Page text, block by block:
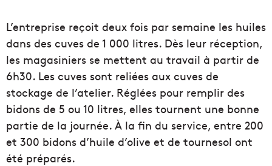
L’entreprise reçoit deux fois par semaine les huiles
dans des cuves de 1 000 litres. Dès leur réception,
les magasiniers se mettent au travail à partir de
6h30. Les cuves sont reliées aux cuves de
stockage de l’atelier. Réglées pour remplir des
bidons de 5 ou 10 litres, elles tournent une bonne
partie de la journée. À la fin du service, entre 200
et 300 bidons d’huile d’olive et de tournesol ont
été préparés.